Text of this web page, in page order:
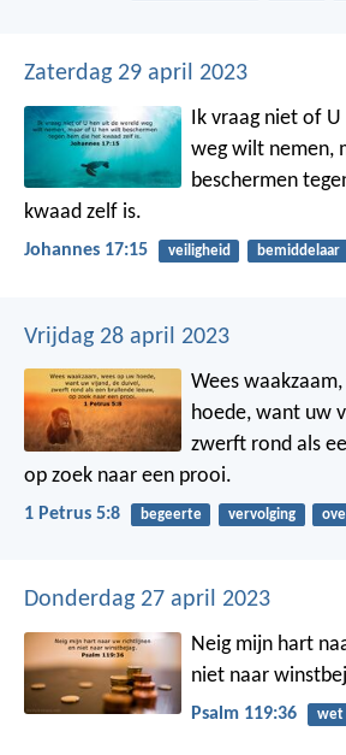
Zaterdag 29 april 2023
Ik vraag niet of
weg wilt nemen,
beschermen
kwaad zelf is.
Johannes 17:15 veiligheid bemiddelaar
Vrijdag 28 april 2023
Wees
hoede, want uw
zwerft rond als
op zoek naar een prooi.
1 Petrus 5:8 begeerte vervolging
Donderdag 27 april 2023
Neig mijn hart
niet naar
Psalm 119:36 wet